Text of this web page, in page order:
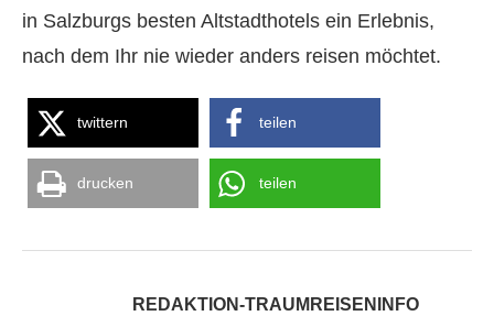
in Salzburgs besten Altstadthotels ein Erlebnis,
nach dem Ihr nie wieder anders reisen möchtet.
twittern teilen
drucken teilen
REDAKTION-TRAUMREISENINFO